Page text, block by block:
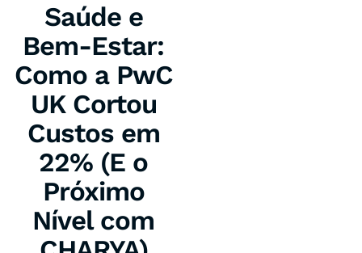
Saúde e
Bem-Estar:
Como a PwC
UK Cortou
Custos em
22% (E o
Próximo
Nível com